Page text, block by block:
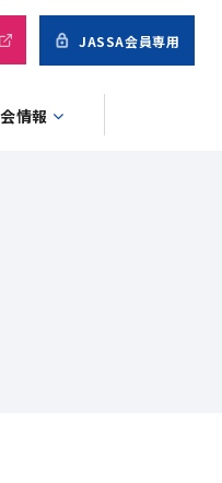
JASSA会員専用
情報